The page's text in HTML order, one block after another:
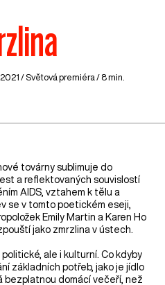
/ Světová premiéra / 8 min.
továrny sublimuje do
a reflektovaných souvislostí
AIDS, vztahem k tělu a
se v tomto poetickém eseji,
Emily Martin a Karen Ho
jako zmrzlina v ústech.
ale i kulturní. Co kdyby
základních potřeb, jako je jídlo
bezplatnou domácí večeří, než